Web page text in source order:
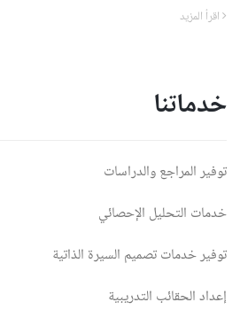
خدماتنا
توفير المراجع والدراسات
خدمات التحليل الإحصائي
توفير خدمات تصميم السيرة الذاتية
إعداد الحقائب التدريبية